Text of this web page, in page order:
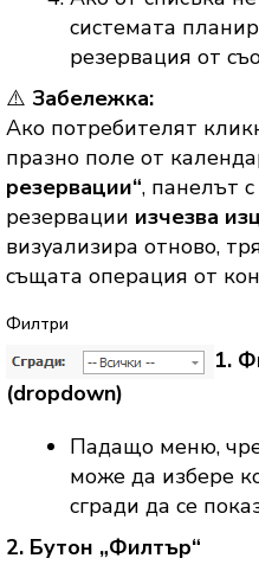
системата
резервация от
⚠️ Забележка:
Ако потребителят
празно поле от
резервации“, панелът
резервации изчезва
визуализира отново,
същата операция от
Филтри
1.
(dropdown)
Падащо меню,
може да избере
сгради да се
2. Бутон „Филтър“